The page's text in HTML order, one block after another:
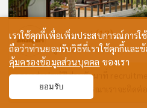
Amanpuri(13)
ภูเก็ต , 04 ส.ค. 69
กรุณาส่งประวัติส่วนตัวมาที่
หากท่านผ่านการพิจารณาเราจะติดต่
เราใช้คุกกี้เพื่อเพิ่มประสบการณ์การใ
ถือว่าท่านยอมรับวิธีที่เราใช้คุกกี้แล
คุ้มครองข้อมูลส่วนบุคคล ของเรา
ยอมรับ